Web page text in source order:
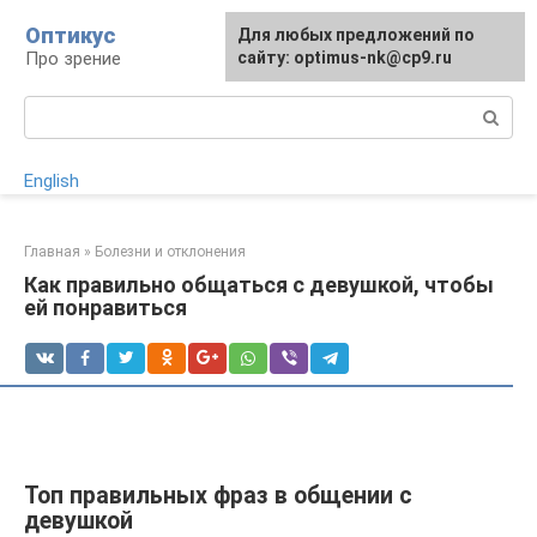
контенту
Оптикус
Про зрение
English
Главная » Болезни и отклонения
Как правильно общаться с девушкой, чтобы
ей понравиться
Топ правильных фраз в общении с
девушкой
Для любых предложений по
сайту: optimus-nk@cp9.ru